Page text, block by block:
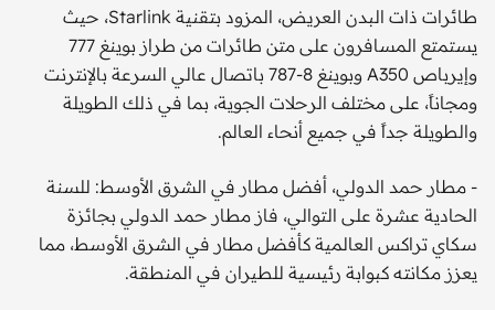
طائرات ذات البدن العريض، المزود بتقنية Starlink، حيث
يستمتع المسافرون على متن طائرات من طراز بوينغ 777
وإيرباص A350 وبوينغ 8-787 باتصال عالي السرعة بالإنترنت
ومجاناً، على مختلف الرحلات الجوية، بما في ذلك الطويلة
والطويلة جداً في جميع أنحاء العالم.
- مطار حمد الدولي، أفضل مطار في الشرق الأوسط: للسنة
الحادية عشرة على التوالي، فاز مطار حمد الدولي بجائزة
سكاي تراكس العالمية كأفضل مطار في الشرق الأوسط، مما
يعزز مكانته كبوابة رئيسية للطيران في المنطقة.